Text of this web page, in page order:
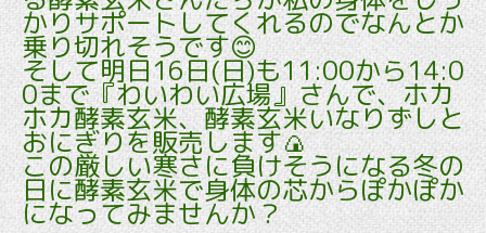
かりサポートしてくれるのでなんとか
乗り切れそうです😊
そして明日16日(日)も11:00から14:0
0まで『わいわい広場』さんで、ホカ
ホカ酵素玄米、酵素玄米いなりずしと
おにぎりを販売します🍙
この厳しい寒さに負けそうになる冬の
日に酵素玄米で身体の芯からぽかぽか
になってみませんか？